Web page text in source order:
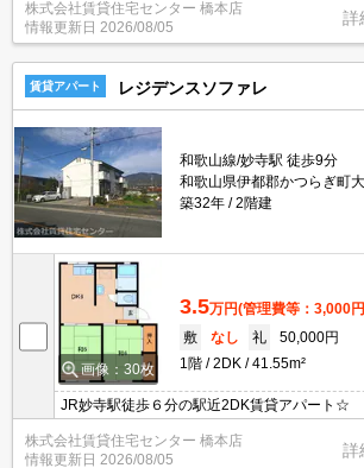
株式会社賃貸住宅センター 橋本店
情報更新日 2026/08/05
詳
賃貸アパート レジデンスソファレ
和歌山線/妙寺駅 徒歩9分
和歌山県伊都郡かつらぎ町
築32年
2階建
画像：30枚
3.5万円(管理費等：3,000
敷
なし 礼
50,000円
1階
2DK 41.55m²
JR妙寺駅徒歩６分の駅近2DK賃貸アパート☆
株式会社賃貸住宅センター 橋本店
情報更新日 2026/08/05
詳